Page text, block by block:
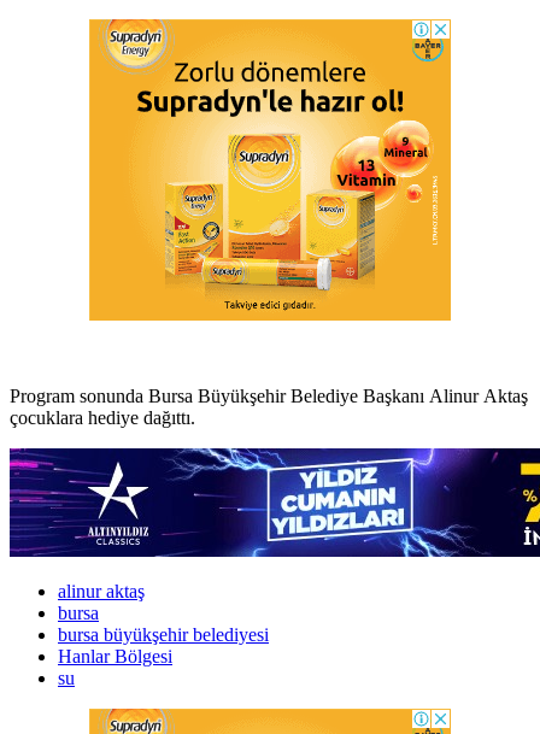
Program sonunda Bursa Büyükşehir Belediye Başkanı Alinur Aktaş
çocuklara hediye dağıttı.
alinur aktaş
bursa
bursa büyükşehir belediyesi
Hanlar Bölgesi
su